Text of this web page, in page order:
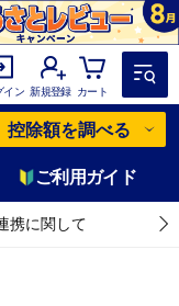
イン 新規登録 カート
控除額を調べる
ご利用ガイド
携に関して